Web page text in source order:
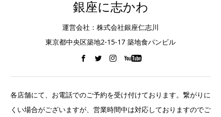
銀座に志かわ
運営会社：株式会社銀座仁志川
東京都中央区築地2-15-17 築地食パンビル
各店舗にて、お電話でのご予約を受け付けております。繋がりに
くい場合がございますが、営業時間中は対応しておりますのでご